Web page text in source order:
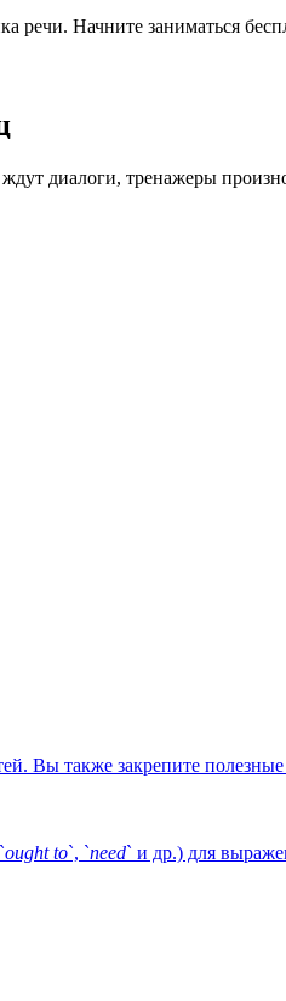
речи. Начните заниматься
диалоги, тренажеры
Вы также закрепите
ought to`, `need` и др.) для